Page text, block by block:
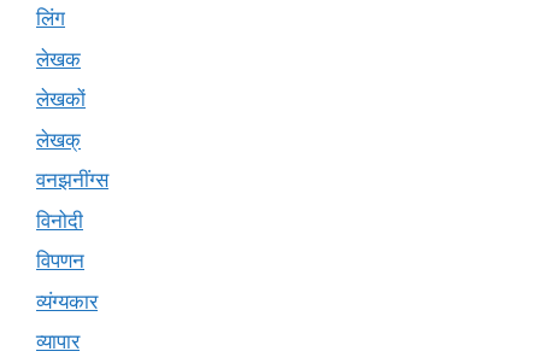
लिंग
लेखक
लेखकों
लेखक्
वनझनींग्स
विनोदी
विपणन
व्यंग्यकार
व्यापार